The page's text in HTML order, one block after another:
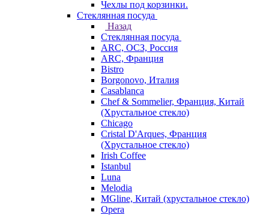
Чехлы под корзинки.
Стеклянная посуда
Назад
Стеклянная посуда
ARC, ОСЗ, Россия
ARC, Франция
Bistro
Borgonovo, Италия
Casablanca
Chef & Sommelier, Франция, Китай
(Хрустальное стекло)
Chicago
Cristal D'Arques, Франция
(Хрустальное стекло)
Irish Coffee
Istanbul
Luna
Melodia
MGline, Китай (хрустальное стекло)
Opera